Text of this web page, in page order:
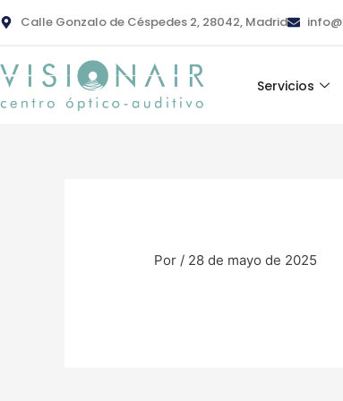
al
Calle Gonzalo de Céspedes 2, 28042, Madrid
Servicios
Por / 28 de mayo de 2025